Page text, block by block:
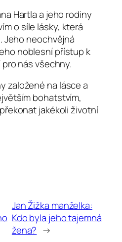
Hartla a jeho rodiny
o síle lásky, která
Jeho neochvějná
noblesní přístup k
nás všechny.
založené na lásce a
bohatstvím,
jakékoli životní
Jan Žižka manželka:
Kdo byla jeho tajemná
žena? →